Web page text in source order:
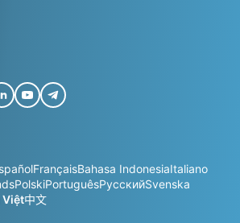
FrançaisBahasa IndonesiaItaliano
PolskiPortuguêsРусскийSvenska
Việt中文